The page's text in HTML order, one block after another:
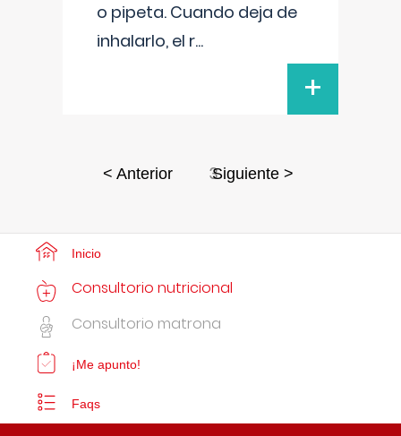
o pipeta. Cuando deja de
inhalarlo, el r...
+
< Anterior 3Siguiente >
Inicio
Consultorio nutricional
Consultorio matrona
¡Me apunto!
Faqs